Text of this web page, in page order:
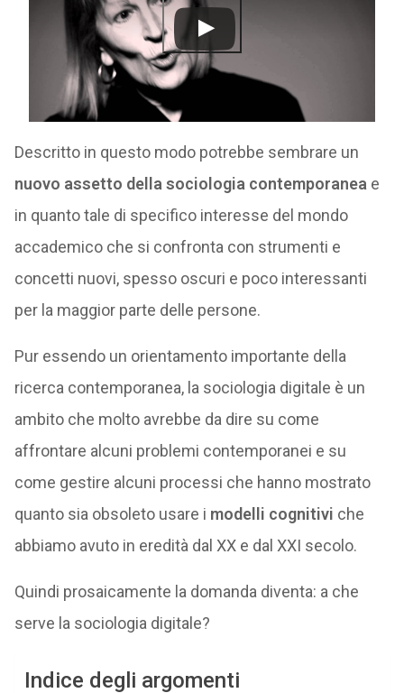
Descritto in questo modo potrebbe sembrare un
nuovo assetto della sociologia contemporanea e
in quanto tale di specifico interesse del mondo
accademico che si confronta con strumenti e
concetti nuovi, spesso oscuri e poco interessanti
per la maggior parte delle persone.
Pur essendo un orientamento importante della
ricerca contemporanea, la sociologia digitale è un
ambito che molto avrebbe da dire su come
affrontare alcuni problemi contemporanei e su
come gestire alcuni processi che hanno mostrato
quanto sia obsoleto usare i modelli cognitivi che
abbiamo avuto in eredità dal XX e dal XXI secolo.
Quindi prosaicamente la domanda diventa: a che
serve la sociologia digitale?
Indice degli argomenti